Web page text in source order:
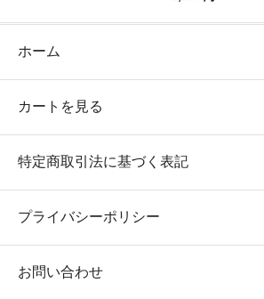
ホーム
カートを見る
特定商取引法に基づく表記
プライバシーポリシー
お問い合わせ